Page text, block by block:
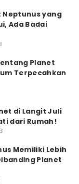
Neptunus yang
Ada Badai
Planet
Terpecahkan
di Langit Juli
dari Rumah!
Memiliki Lebih
Planet